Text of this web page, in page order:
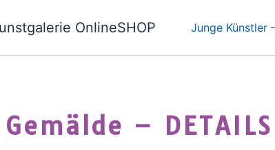
OnlineSHOP Junge Künstler
Gemälde –